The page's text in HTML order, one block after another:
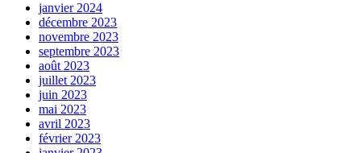
janvier 2024
décembre 2023
novembre 2023
septembre 2023
août 2023
juillet 2023
juin 2023
mai 2023
avril 2023
février 2023